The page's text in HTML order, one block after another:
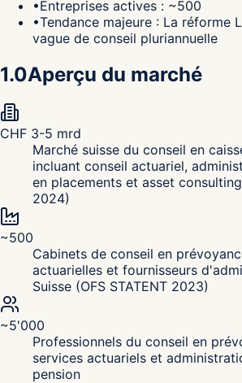
•Entreprises actives : ~500
•Tendance majeure : La réforme
vague de conseil pluriannuelle
1.0Aperçu du marché
CHF 3-5 mrd
Marché suisse du conseil en
incluant conseil actuariel,
en placements et asset consulting
2024)
~500
Cabinets de conseil en
actuarielles et fournisseurs
Suisse (OFS STATENT 2023)
~5'000
Professionnels du conseil en
services actuariels et
pension